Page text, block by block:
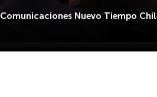
Comunicaciones Nuevo Tiempo